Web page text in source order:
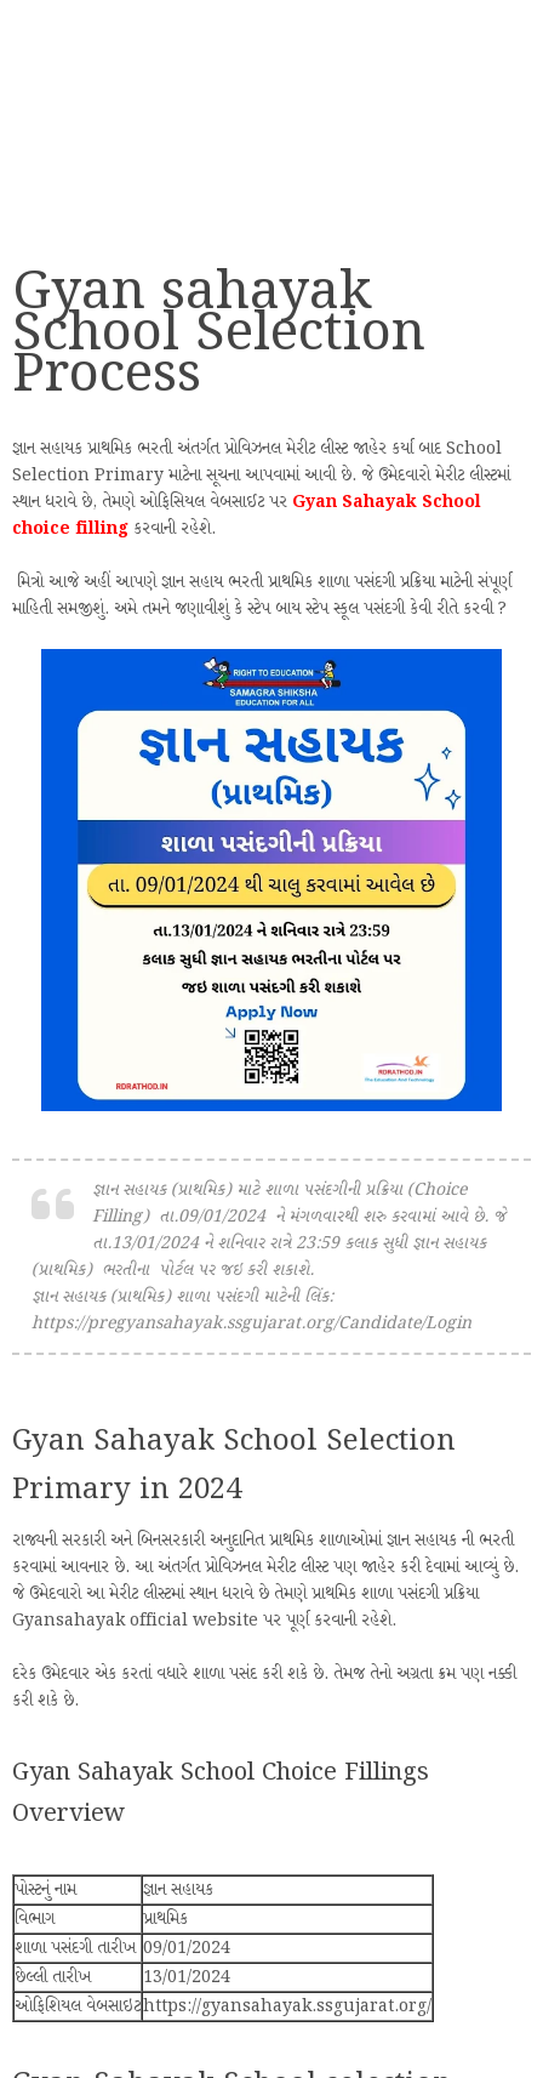
Gyan sahayak
School Selection
Process
જ્ઞાન સહાયક પ્રાથમિક ભરતી અંતર્ગત પ્રોવિઝનલ મેરીટ લીસ્ટ જાહેર કર્યા બાદ School
Selection Primary માટેના સૂચના આપવામાં આવી છે. જે ઉમેદવારો મેરીટ લીસ્ટમાં
સ્થાન ધરાવે છે, તેમણે ઓફિસિયલ વેબસાઈટ પર Gyan Sahayak School
choice filling કરવાની રહેશે.
મિત્રો આજે અહીં આપણે જ્ઞાન સહાય ભરતી પ્રાથમિક શાળા પસંદગી પ્રક્રિયા માટેની સંપૂર્ણ
માહિતી સમજીશું. અમે તમને જણાવીશું કે સ્ટેપ બાય સ્ટેપ સ્કૂલ પસંદગી કેવી રીતે કરવી ?
જ્ઞાન સહાયક (પ્રાથમિક) માટે શાળા પસંદગીની પ્રક્રિયા (Choice
Filling) તા.09/01/2024 ને મંગળવારથી શરુ કરવામાં આવે છે. જે
તા.13/01/2024 ને શનિવાર રાત્રે 23:59 કલાક સુધી જ્ઞાન સહાયક
(પ્રાથમિક) ભરતીના પોર્ટલ પર જઇ કરી શકાશે.
જ્ઞાન સહાયક (પ્રાથમિક) શાળા પસંદગી માટેની લિંક:
https://pregyansahayak.ssgujarat.org/Candidate/Login
Gyan Sahayak School Selection
Primary in 2024
રાજ્યની સરકારી અને બિનસરકારી અનુદાનિત પ્રાથમિક શાળાઓમાં જ્ઞાન સહાયક ની ભરતી
કરવામાં આવનાર છે. આ અંતર્ગત પ્રોવિઝનલ મેરીટ લીસ્ટ પણ જાહેર કરી દેવામાં આવ્યું છે.
જે ઉમેદવારો આ મેરીટ લીસ્ટમાં સ્થાન ધરાવે છે તેમણે પ્રાથમિક શાળા પસંદગી પ્રક્રિયા
Gyansahayak official website પર પૂર્ણ કરવાની રહેશે.
દરેક ઉમેદવાર એક કરતાં વધારે શાળા પસંદ કરી શકે છે. તેમજ તેનો અગ્રતા ક્રમ પણ નક્કી
કરી શકે છે.
Gyan Sahayak School Choice Fillings
Overview
પોસ્ટનું નામ
જ્ઞાન સહાયક
વિભાગ
પ્રાથમિક
શાળા પસંદગી તારીખ 09/01/2024
છેલ્લી તારીખ
13/01/2024
ઓફિશિયલ વેબસાઇટhttps://gyansahayak.ssgujarat.org/